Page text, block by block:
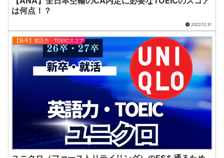
は何点！？
2022.12.31
【新卒】英語力・TOEICスコア